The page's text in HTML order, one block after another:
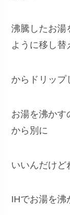
沸騰したお湯
ように移し替
からドリップ
お湯を沸かす
から別に
いいんだけど
IHでお湯を沸